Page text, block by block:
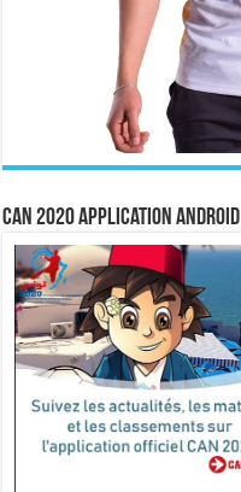
CAN 2020 Application Android